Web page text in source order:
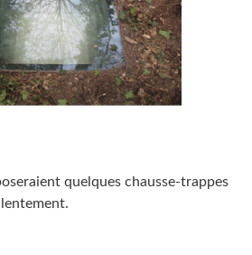
quelques chausse-trappes